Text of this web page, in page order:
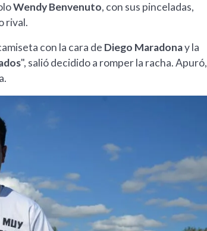
Wendy Benvenuto, con sus pinceladas,
rival.
con la cara de Diego Maradonay la
", salió decidido a romper la racha. Apuró,